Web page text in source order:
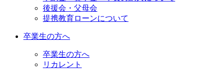
後援会・父母会
提携教育ローンについて
卒業生の方へ
卒業生の方へ
リカレント